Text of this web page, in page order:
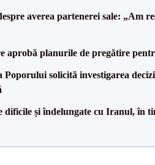
averea partenerei sale: „Am
aprobă planurile de pregătire
solicită investigarea
dificile și îndelungate cu Iranul, în